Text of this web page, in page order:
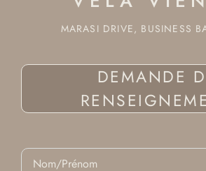
MARASI DRIVE, BUSINESS
DEMANDE